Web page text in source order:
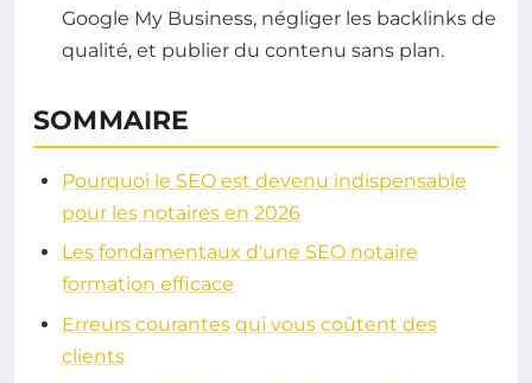
Google My Business, négliger les backlinks de
qualité, et publier du contenu sans plan.
SOMMAIRE
Pourquoi le SEO est devenu indispensable
pour les notaires en 2026
Les fondamentaux d'une SEO notaire
formation efficace
Erreurs courantes qui vous coûtent des
clients